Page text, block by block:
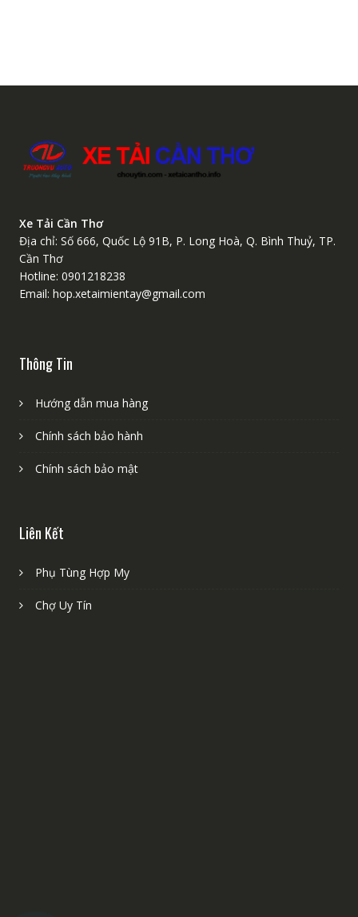
Xe Tải Cần Thơ
Địa chỉ: Số 666, Quốc Lộ 91B, P. Long Hoà, Q. Bình Thuỷ, TP.
Cần Thơ
Hotline: 0901218238
Email: hop.xetaimientay@gmail.com
Thông Tin
Hướng dẫn mua hàng
Chính sách bảo hành
Chính sách bảo mật
Liên Kết
Phụ Tùng Hợp My
Chợ Uy Tín